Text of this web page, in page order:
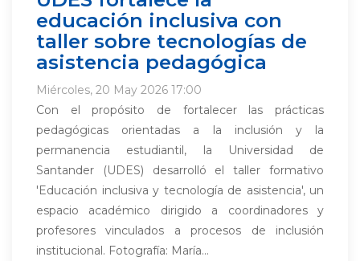
educación inclusiva con
taller sobre tecnologías de
asistencia pedagógica
Miércoles, 20 May 2026 17:00
Con el propósito de fortalecer las prácticas
pedagógicas orientadas a la inclusión y la
permanencia estudiantil, la Universidad de
Santander (UDES) desarrolló el taller formativo
'Educación inclusiva y tecnología de asistencia', un
espacio académico dirigido a coordinadores y
profesores vinculados a procesos de inclusión
institucional. Fotografía: María...